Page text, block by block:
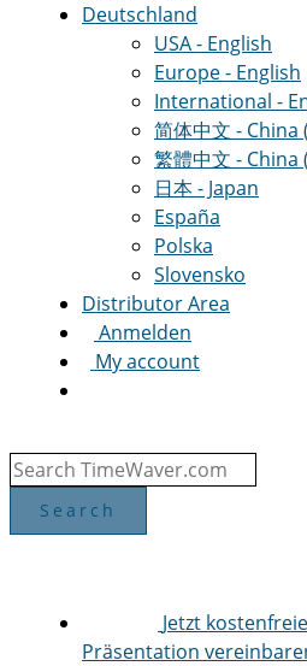
Deutschland
USA - English
Europe - English
International -
简体中文 -
繁體中文 -
日本 - Japan
España
Polska
Slovensko
Distributor Area
Anmelden
My account
Jetzt
Präsentation